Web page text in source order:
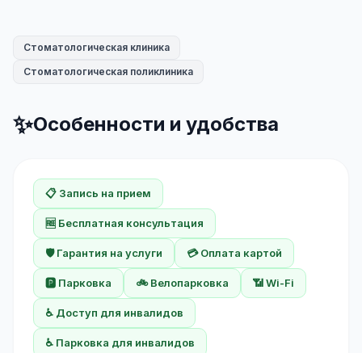
Стоматологическая клиника
Стоматологическая поликлиника
✨Особенности и удобства
📋 Запись на прием
🆓 Бесплатная консультация
🛡️ Гарантия на услуги 💳 Оплата картой
🅿️ Парковка 🚲 Велопарковка 📶 Wi-Fi
♿ Доступ для инвалидов
♿ Парковка для инвалидов